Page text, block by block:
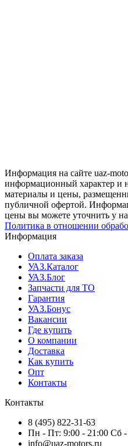
Информация на сайте uaz-
информационный характер и
материалы и цены,
публичной офертой.
цены вы можете уточнить у
Политика в отношении
Информация
Оплата заказа
УАЗ.Каталог
УАЗ.Блог
Запчасти для ТО
Гарантия
УАЗ.Бонус
Вакансии
Где купить
О компании
Доставка
Как купить
Опт
Контакты
Контакты
8 (495) 822-31-63
Пн - Пт: 9:00 - 21:00 Сб -
info@uaz-motors.ru